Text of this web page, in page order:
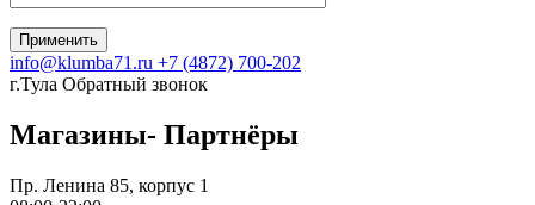
info@klumba71.ru +7 (4872) 700-202
г.Тула Обратный звонок
Магазины- Партнёры
Пр. Ленина 85, корпус 1